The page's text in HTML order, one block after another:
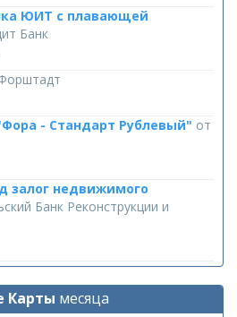
ЮИТ с плавающей
Банк
- Стандарт Рублевый" от
залог недвижимого
Банк Реконструкции и
Карты месяца